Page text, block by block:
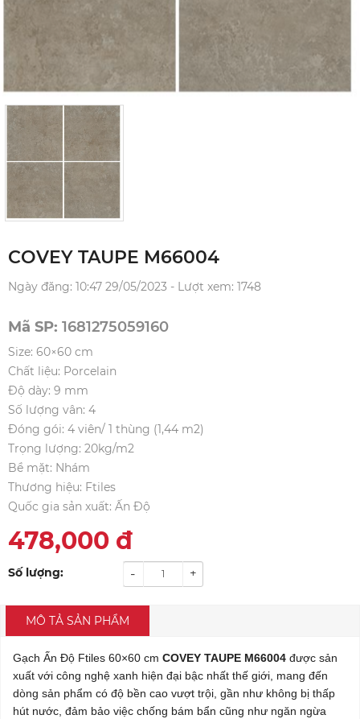
COVEY TAUPE M66004
Ngày đăng: 10:47 29/05/2023 - Lượt xem: 1748
Mã SP: 1681275059160
Size: 60×60 cm
Chất liệu: Porcelain
Độ dày: 9 mm
Số lượng vân: 4
Đóng gói: 4 viên/ 1 thùng (1,44 m2)
Trọng lượng: 20kg/m2
Bề mặt: Nhám
Thương hiệu: Ftiles
Quốc gia sản xuất: Ấn Độ
478,000 đ
Số lượng: +
-
MÔ TẢ SẢN PHẨM
Gạch Ấn Độ Ftiles 60×60 cm COVEY TAUPE M66004 được sản
xuất với công nghệ xanh hiện đại bậc nhất thế giới, mang đến
dòng sản phẩm có độ bền cao vượt trội, gần như không bị thấp
hút nước, đảm bảo việc chống bám bẩn cũng như ngăn ngừa